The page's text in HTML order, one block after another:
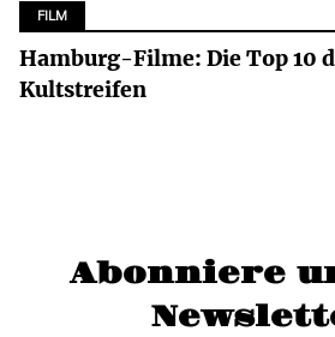
FILM
Hamburg-Filme: Die Top 10
Kultstreifen
Abonniere